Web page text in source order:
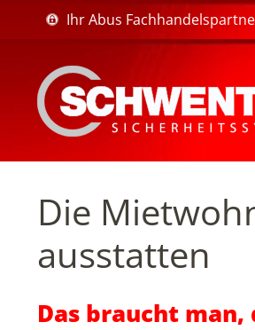
Ihr Abus
Die
ausstatten
Das braucht